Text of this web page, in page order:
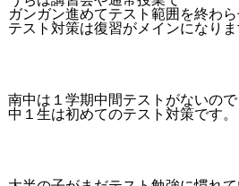
ガンガン進めてテスト範囲を終わら
テスト対策は復習がメインになりま
南中は１学期中間テストがないので
中１生は初めてのテスト対策です。